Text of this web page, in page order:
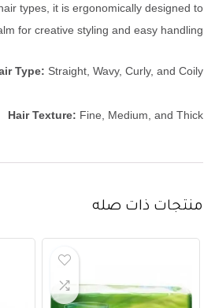
types, it is ergonomically designed to
for creative styling and easy handling.
Type: Straight, Wavy, Curly, and Coily
Hair Texture: Fine, Medium, and Thick
منتجات ذات صله